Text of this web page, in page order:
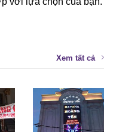
Xem tất cả